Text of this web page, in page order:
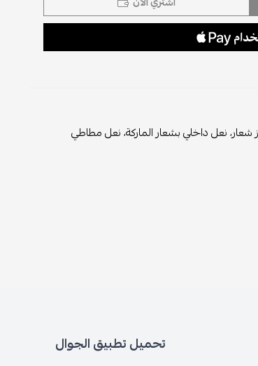
نعل داخلي بشعار الماركة، نعل مطاطي
تحميل تطبيق الجوال